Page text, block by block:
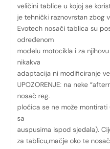
veličini tablice u kojoj se
je tehnički raznovrstan zbog
Evotech nosači tablica su
određenom
modelu motocikla i za
nikakva
adaptacija ni modificiranje
UPOZORENJE: na neke
nosač reg.
pločica se ne može
sa
auspusima ispod sjedala).
za tablicu,mačje oko te